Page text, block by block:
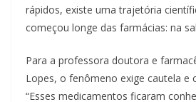
rápidos, existe uma trajetória
começou longe das farmácias: na
Para a professora doutora e
Lopes, o fenômeno exige cautela e
“Esses medicamentos ficaram